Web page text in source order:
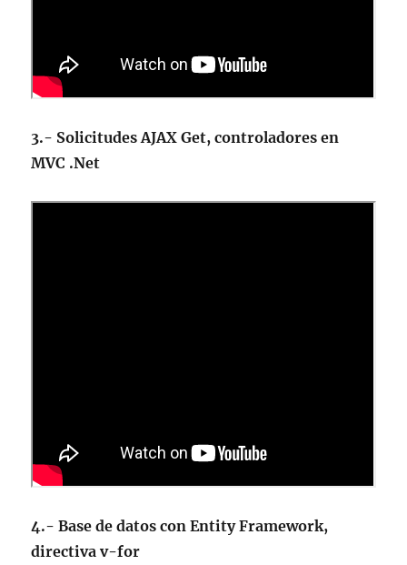
3.- Solicitudes AJAX Get, controladores en
MVC .Net
4.- Base de datos con Entity Framework,
directiva v-for